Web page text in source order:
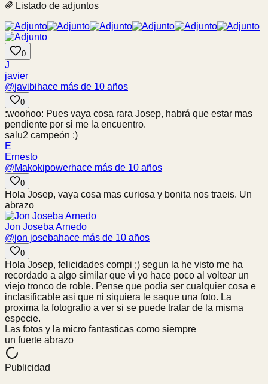
Listado de adjuntos
0
J
javier
@javibihace más de 10 años
0
:woohoo: Pues vaya cosa rara Josep, habrá que estar mas
pendiente por si me la encuentro.
salu2 campeón :)
E
Ernesto
@Makokipowerhace más de 10 años
0
Hola Josep, vaya cosa mas curiosa y bonita nos traeis. Un
abrazo
Jon Joseba Arnedo
@jon josebahace más de 10 años
0
Hola Josep, felicidades compi ;) segun la he visto me ha
recordado a algo similar que vi yo hace poco al voltear un
viejo tronco de roble. Pense que podia ser cualquier cosa e
inclasificable asi que ni siquiera le saque una foto. La
proxima la fotografio a ver si se puede tratar de la misma
especie.
Las fotos y la micro fantasticas como siempre
un fuerte abrazo
Publicidad